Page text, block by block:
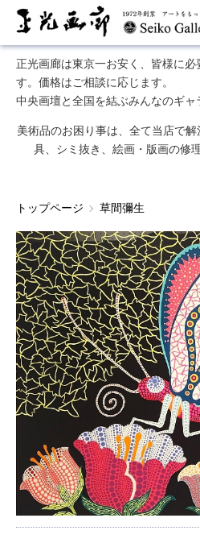
正光画廊は東京一お安く、皆様に必
す。価格はご相談に応じます。
中央画壇と全国を結ぶみんなのギャ
美術品のお困り事は、全て当店で
具、シミ抜き、絵画・版画の修
トップページ 草間彌生